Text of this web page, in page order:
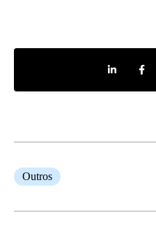
Share on
Outros